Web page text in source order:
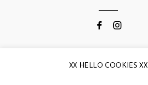
CONTACTEZ-MOI
XX HELLO COOKIES XX